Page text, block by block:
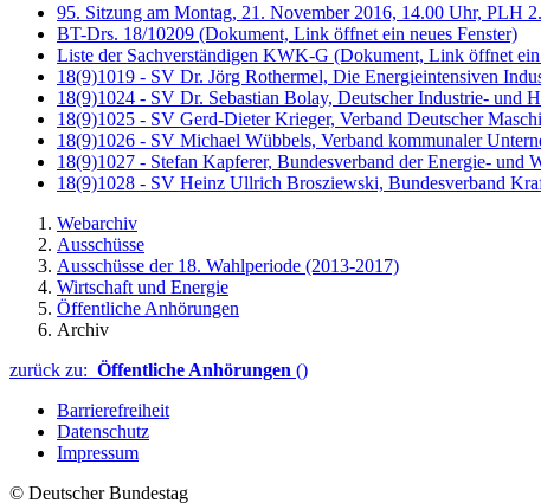
95. Sitzung am Montag, 21. November 2016, 14.00 Uhr, PLH
BT-Drs. 18/10209 (Dokument, Link öffnet ein neues Fenster)
Liste der Sachverständigen KWK-G (Dokument, Link öffnet ein
18(9)1019 - SV Dr. Jörg Rothermel, Die Energieintensiven
18(9)1024 - SV Dr. Sebastian Bolay, Deutscher Industrie- und
18(9)1025 - SV Gerd-Dieter Krieger, Verband Deutscher
18(9)1026 - SV Michael Wübbels, Verband kommunaler
18(9)1027 - Stefan Kapferer, Bundesverband der Energie- und
18(9)1028 - SV Heinz Ullrich Brosziewski, Bundesverband
Webarchiv
Ausschüsse
Ausschüsse der 18. Wahlperiode (2013-2017)
Wirtschaft und Energie
Öffentliche Anhörungen
Archiv
zurück zu: Öffentliche Anhörungen ()
Barrierefreiheit
Datenschutz
Impressum
© Deutscher Bundestag